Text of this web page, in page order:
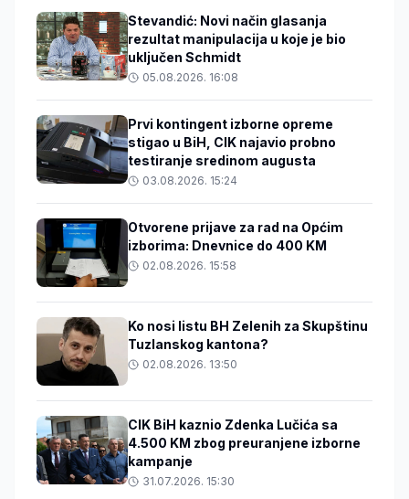
Stevandić: Novi način glasanja
rezultat manipulacija u koje je bio
uključen Schmidt
05.08.2026. 16:08
Prvi kontingent izborne opreme
stigao u BiH, CIK najavio probno
testiranje sredinom augusta
03.08.2026. 15:24
Otvorene prijave za rad na Općim
izborima: Dnevnice do 400 KM
02.08.2026. 15:58
Ko nosi listu BH Zelenih za Skupštinu
Tuzlanskog kantona?
02.08.2026. 13:50
CIK BiH kaznio Zdenka Lučića sa
4.500 KM zbog preuranjene izborne
kampanje
31.07.2026. 15:30